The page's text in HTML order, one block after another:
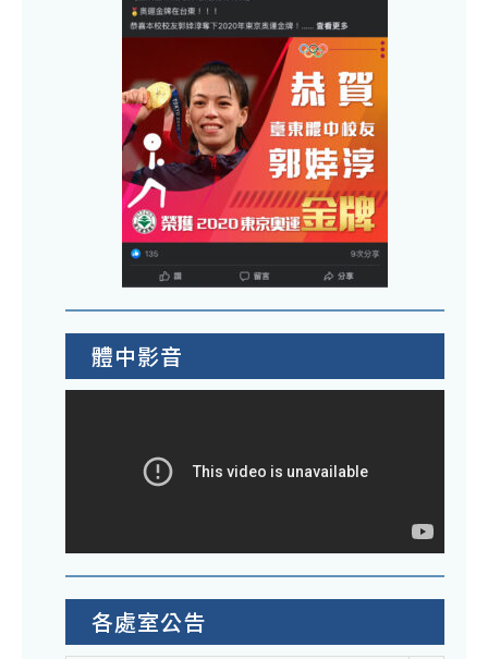
體中影音
各處室公告